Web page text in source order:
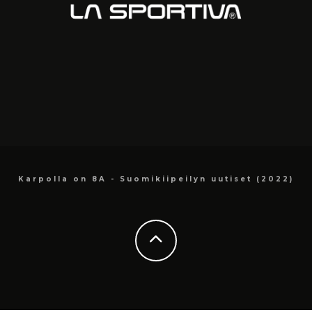
Karpolla on 8A - Suomikiipeilyn uutiset (2022)